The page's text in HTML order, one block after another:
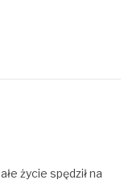
życie spędził na